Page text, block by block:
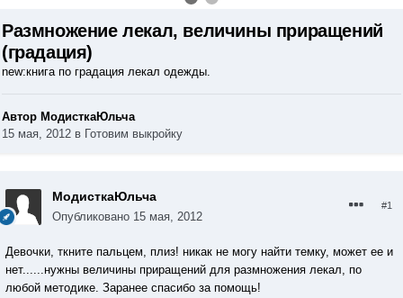
Размножение лекал, величины приращений
(градация)
new:книга по градация лекал одежды.
Автор МодисткаЮльча
15 мая, 2012 в Готовим выкройку
МодисткаЮльча
Опубликовано 15 мая, 2012
#1
Девочки, ткните пальцем, плиз! никак не могу найти темку, может ее и
нет......нужны величины приращений для размножения лекал, по
любой методике. Заранее спасибо за помощь!